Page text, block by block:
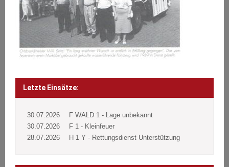
Letzte Einsätze:
30.07.2026
F WALD 1 - Lage unbekannt
30.07.2026
F 1 - Kleinfeuer
28.07.2026
H 1 Y - Rettungsdienst Unterstützung